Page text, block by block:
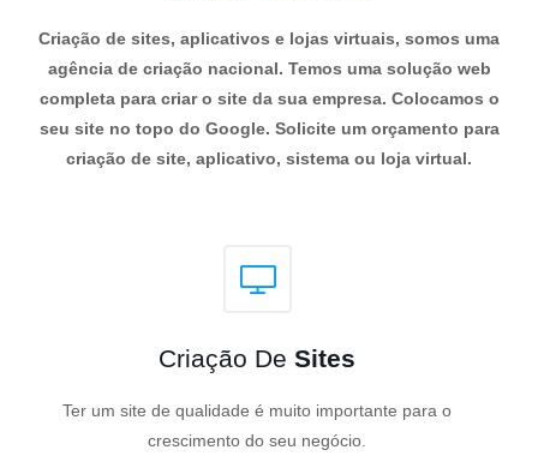
Criação de sites, aplicativos e lojas virtuais, somos uma
agência de criação nacional. Temos uma solução web
completa para criar o site da sua empresa. Colocamos o
seu site no topo do Google. Solicite um orçamento para
criação de site, aplicativo, sistema ou loja virtual.
Criação De Sites
Ter um site de qualidade é muito importante para o
crescimento do seu negócio.